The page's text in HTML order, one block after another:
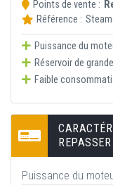
Points de vente :
Référence :
Puissance du
Réservoir de
Faible
Puissance du